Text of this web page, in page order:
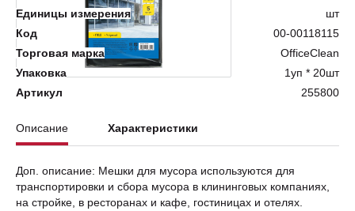
Единицы измерения
шт
Код
00-00118115
Торговая марка
OfficeClean
Упаковка
1уп * 20шт
Артикул
255800
Описание Характеристики
Доп. описание: Мешки для мусора используются для
транспортировки и сбора мусора в клининговых компаниях,
на стройке, в ресторанах и кафе, гостиницах и отелях.